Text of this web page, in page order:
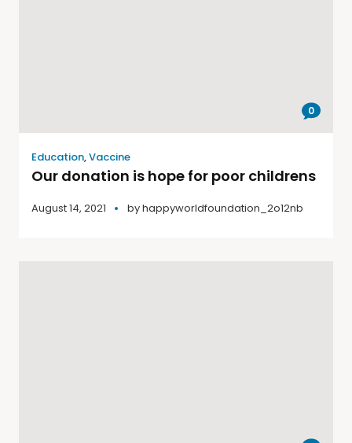
0
Education,Vaccine
Our donation is hope for poor childrens
August 14, 2021 byhappyworldfoundation_2o12nb